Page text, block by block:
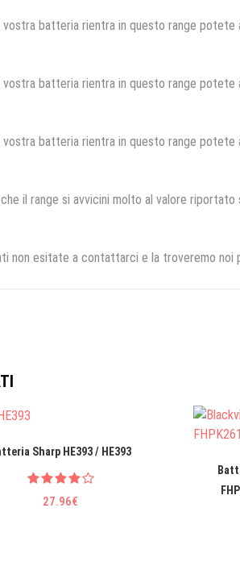
batteria rientra in questo range
batteria rientra in questo range
batteria rientra in questo range
il range si avvicini molto al valore
non esitate a contattarci e la troveremo noi
Sharp HE393 / HE393
27.96€